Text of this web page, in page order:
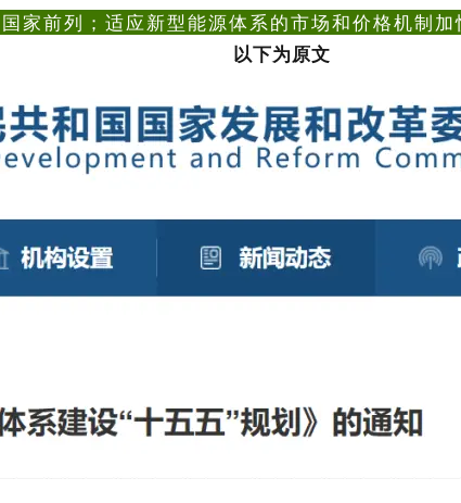
家前列；适应新型能源体系的市场和价格机制加
以下为原文